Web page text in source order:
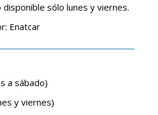
disponible sólo lunes y viernes.
Enatcar
a sábado)
y viernes)